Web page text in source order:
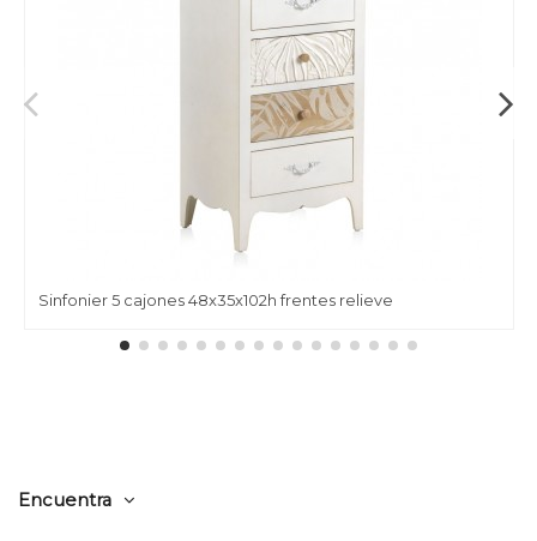
Sinfonier 5 cajones 48x35x102h frentes relieve
Encuentra